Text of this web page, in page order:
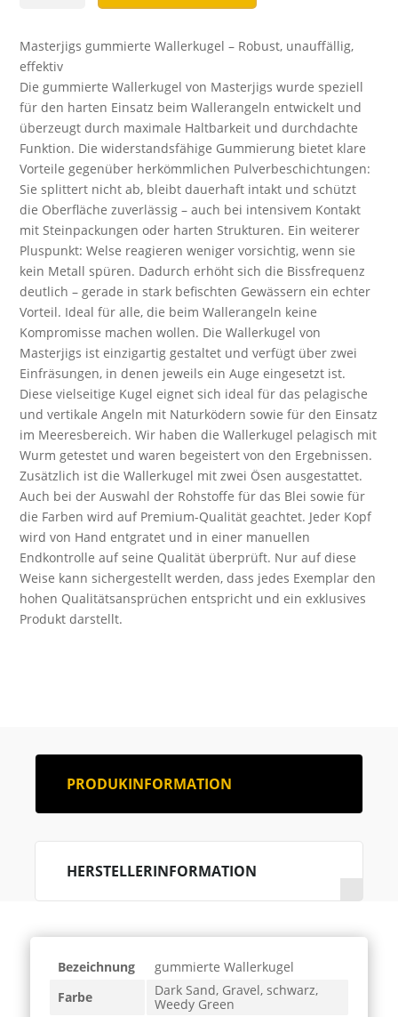
Auge
Menge
Masterjigs gummierte Wallerkugel – Robust, unauffällig,
effektiv
Die gummierte Wallerkugel von Masterjigs wurde speziell
für den harten Einsatz beim Wallerangeln entwickelt und
überzeugt durch maximale Haltbarkeit und durchdachte
Funktion. Die widerstandsfähige Gummierung bietet klare
Vorteile gegenüber herkömmlichen Pulverbeschichtungen:
Sie splittert nicht ab, bleibt dauerhaft intakt und schützt
die Oberfläche zuverlässig – auch bei intensivem Kontakt
mit Steinpackungen oder harten Strukturen. Ein weiterer
Pluspunkt: Welse reagieren weniger vorsichtig, wenn sie
kein Metall spüren. Dadurch erhöht sich die Bissfrequenz
deutlich – gerade in stark befischten Gewässern ein echter
Vorteil. Ideal für alle, die beim Wallerangeln keine
Kompromisse machen wollen. Die Wallerkugel von
Masterjigs ist einzigartig gestaltet und verfügt über zwei
Einfräsungen, in denen jeweils ein Auge eingesetzt ist.
Diese vielseitige Kugel eignet sich ideal für das pelagische
und vertikale Angeln mit Naturködern sowie für den Einsatz
im Meeresbereich. Wir haben die Wallerkugel pelagisch mit
Wurm getestet und waren begeistert von den Ergebnissen.
Zusätzlich ist die Wallerkugel mit zwei Ösen ausgestattet.
Auch bei der Auswahl der Rohstoffe für das Blei sowie für
die Farben wird auf Premium-Qualität geachtet. Jeder Kopf
wird von Hand entgratet und in einer manuellen
Endkontrolle auf seine Qualität überprüft. Nur auf diese
Weise kann sichergestellt werden, dass jedes Exemplar den
hohen Qualitätsansprüchen entspricht und ein exklusives
Produkt darstellt.
Bezeichnung
gummierte Wallerkugel
Farbe
Dark Sand, Gravel, schwarz,
Weedy Green
PRODUKINFORMATION
HERSTELLERINFORMATION